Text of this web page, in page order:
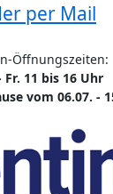
per Mail
Öffnungszeiten:
Fr. 11 bis 16 Uhr
vom 06.07. -